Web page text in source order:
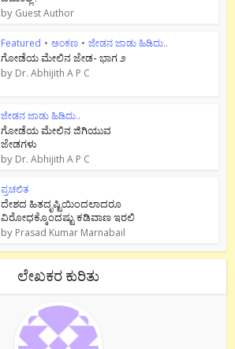
by Guest Author
Featured • ಅಂಕಣ • ಜೇಡನ ಜಾಡು ಹಿಡಿದು..
ಗೋಡೆಯ ಮೇಲಿನ ಜೇಡ- ಭಾಗ ೨
by Dr. Abhijith A P C
ಜೇಡನ ಜಾಡು ಹಿಡಿದು..
ಗೋಡೆಯ ಮೇಲಿನ ಜಿಗಿಯುವ
ಜೇಡಗಳು
by Dr. Abhijith A P C
ಪ್ರಚಲಿತ
ದೇಶದ ಹಿತದೃಷ್ಟಿಯಿಂದಲಾದರೂ
ವಿರೋಧಕ್ಕೊಂದಷ್ಟು ಕಡಿವಾಣ ಇರಲಿ
by Prasad Kumar Marnabail
ಲೇಖಕರ ಕುರಿತು